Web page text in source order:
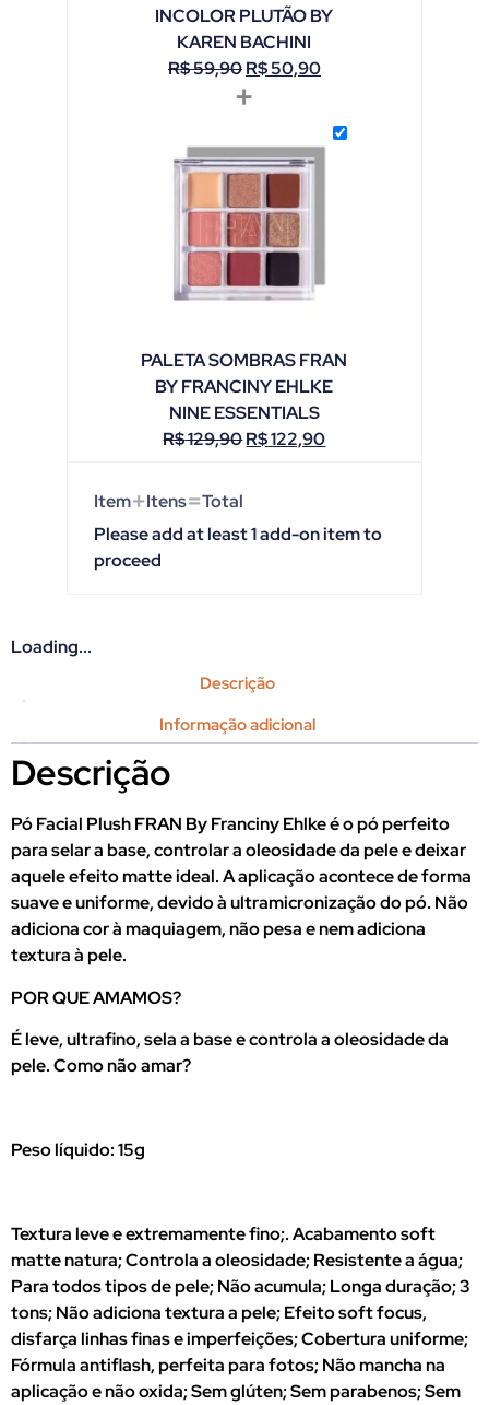
INCOLOR PLUTÃO BY
KAREN BACHINI
R$59,90R$50,90
+
PALETA SOMBRAS FRAN
BY FRANCINY EHLKE
NINE ESSENTIALS
R$129,90R$122,90
Item+Itens=Total
Please add at least 1 add-on item to
proceed
Loading...
Descrição
Informação adicional
Descrição
Pó Facial Plush FRAN By Franciny Ehlke é o pó perfeito
para selar a base, controlar a oleosidade da pele e deixar
aquele efeito matte ideal. A aplicação acontece de forma
suave e uniforme, devido à ultramicronização do pó. Não
adiciona cor à maquiagem, não pesa e nem adiciona
textura à pele.
POR QUE AMAMOS?
É leve, ultrafino, sela a base e controla a oleosidade da
pele. Como não amar?
Peso líquido: 15g
Textura leve e extremamente fino;. Acabamento soft
matte natura; Controla a oleosidade; Resistente a água;
Para todos tipos de pele; Não acumula; Longa duração; 3
tons; Não adiciona textura a pele; Efeito soft focus,
disfarça linhas finas e imperfeições; Cobertura uniforme;
Fórmula antiflash, perfeita para fotos; Não mancha na
aplicação e não oxida; Sem glúten; Sem parabenos; Sem